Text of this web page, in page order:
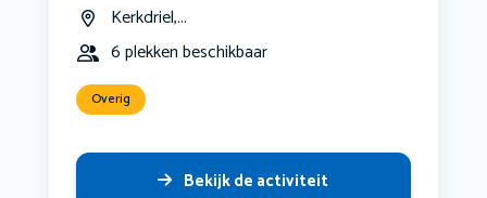
Kerkdriel,...
6 plekken beschikbaar
Overig
Bekijk de activiteit